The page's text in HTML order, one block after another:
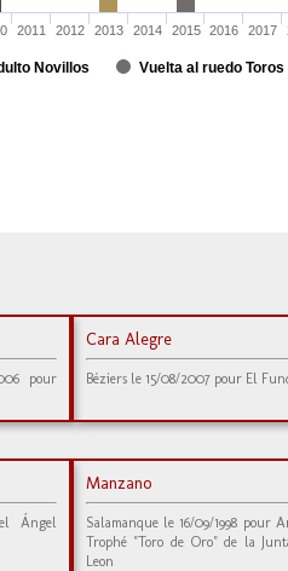
Novillos Vuelta al ruedo Toros
2011 2012 2013 2014 2015 2016 2017
pour
Cara Alegre
Béziers le 15/08/2007 pour El
Ángel
Manzano
Salamanque le 16/09/1998 pour
Trophé "Toro de Oro" de la
Leon